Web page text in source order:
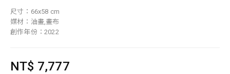
尺寸：66x58 cm
媒材：油畫,畫布
創作年份：2022
NT$ 7,777